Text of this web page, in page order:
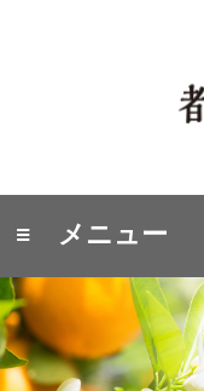
≡ メニュー